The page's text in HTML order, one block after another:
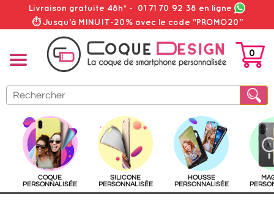
Livraison gratuite 48h* - 01 71 70 92 38 en ligne
⏱ Jusqu'à MINUIT-20% avec le code "PROMO20"
PANIER
0
COQUE
PERSONNALISÉE
SILICONE
PERSONNALISÉE
HOUSSE
PERSONNALISÉE